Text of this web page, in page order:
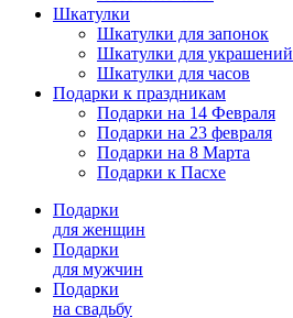
Шкатулки
Шкатулки для запонок
Шкатулки для украшений
Шкатулки для часов
Подарки к праздникам
Подарки на 14 Февраля
Подарки на 23 февраля
Подарки на 8 Марта
Подарки к Пасхе
Подарки
для женщин
Подарки
для мужчин
Подарки
на свадьбу